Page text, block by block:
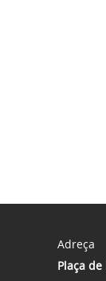
Adreça
Plaça de